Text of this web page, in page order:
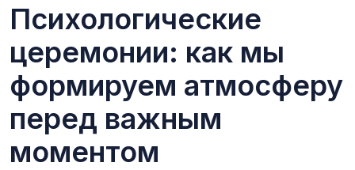
Психологические
церемонии: как мы
формируем атмосферу
перед важным
моментом